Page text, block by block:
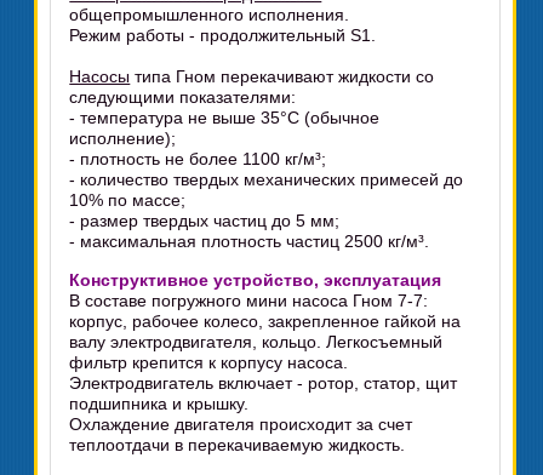
общепромышленного исполнения.
Режим работы - продолжительный S1.
Насосы типа Гном перекачивают жидкости со
следующими показателями:
- температура не выше 35°C (обычное
исполнение);
- плотность не более 1100 кг/м³;
- количество твердых механических примесей до
10% по массе;
- размер твердых частиц до 5 мм;
- максимальная плотность частиц 2500 кг/м³.
Конструктивное устройство, эксплуатация
В составе погружного мини насоса Гном 7-7:
корпус, рабочее колесо, закрепленное гайкой на
валу электродвигателя, кольцо. Легкосъемный
фильтр крепится к корпусу насоса.
Электродвигатель включает - ротор, статор, щит
подшипника и крышку.
Охлаждение двигателя происходит за счет
теплоотдачи в перекачиваемую жидкость.